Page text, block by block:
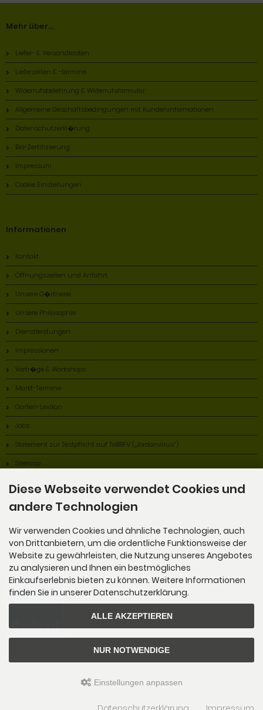
Mehr über...
Liefer- & Versandkosten
Lieferzeiten & -termine
Widerrufsbelehrung & Widerrufsformular
Allgemeine Geschäftsbedingungen mit Kundeninformationen
Datenschutzerkl�rung
Bio-Zertifizierung
Impressum
Cookie Einstellungen
Informationen
Kontakt
Öffnungszeiten und Anfahrt
Unsere G�rtnerei
Unsere Philosophie
Dienstleistungen
Impressionen
Vortr�ge & Workshops
Markt-Termine
Garten-Lexikon
Jobs
Statement zur Testpflicht auf ToBRFV („Jordanvirus“)
Sitemap
Alles Bio!
Wir sind Mitglied im Bioland Anbauverband.
ified eCommerce Shopsoftware © 2009-2026
Diese Webseite verwendet Cookies und
andere Technologien
Wir verwenden Cookies und ähnliche Technologien, auch
von Drittanbietern, um die ordentliche Funktionsweise der
Website zu gewährleisten, die Nutzung unseres Angebotes
zu analysieren und Ihnen ein bestmögliches
Einkaufserlebnis bieten zu können. Weitere Informationen
finden Sie in unserer Datenschutzerklärung.
ALLE AKZEPTIEREN
NUR NOTWENDIGE
Einstellungen anpassen